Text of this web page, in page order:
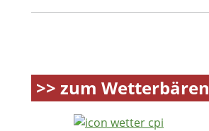
>> zum Wetterbären